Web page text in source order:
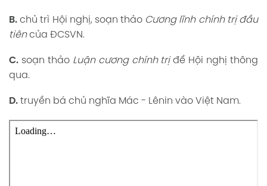
B.chủ trì Hội nghị, soạn thảo Cương lĩnh chính trị đầu
tiêncủa ĐCSVN.
C. soạn thảo Luận cương chính trịđể Hội nghị thông
qua.
D. truyền bá chủ nghĩa Mác - Lênin vào Việt Nam.